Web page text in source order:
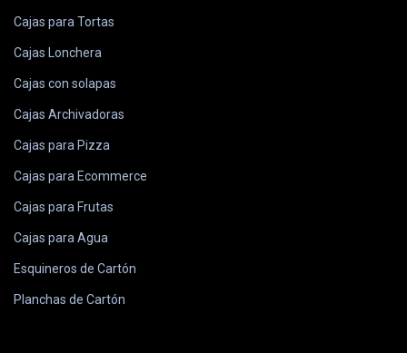
Cajas para Tortas
Cajas Lonchera
Cajas con solapas
Cajas Archivadoras
Cajas para Pizza
Cajas para Ecommerce
Cajas para Frutas
Cajas para Agua
Esquineros de Cartón
Planchas de Cartón